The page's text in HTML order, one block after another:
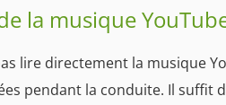
la musique
lire directement la musique
pendant la conduite. Il